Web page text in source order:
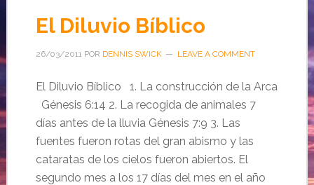
El Diluvio Bíblico
26/03/2011POR DENNIS SWICK LEAVE A COMMENT
El Diluvio Bíblico 1. La construcción de la Arca
Génesis 6:14 2. La recogida de animales 7
días antes de la lluvia Génesis 7:9 3. Las
fuentes fueron rotas del gran abismo y las
cataratas de los cielos fueron abiertos. El
segundo mes a los 17 días del mes en el año